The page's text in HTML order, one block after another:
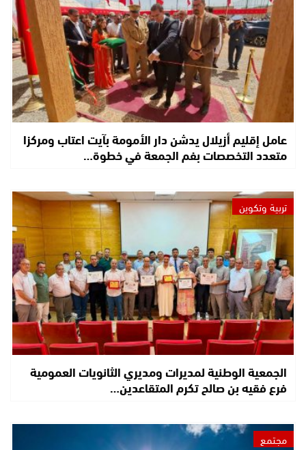
عامل إقليم أزيلال يدشن دار الأمومة بآيت اعتاب ومركزا
متعدد التخصصات بفم الجمعة في خطوة…
تربية وتكوين
الجمعية الوطنية لمديرات ومديري الثانويات العمومية
فرع فقيه بن صالح تكرم المتقاعدين…
مجتمع